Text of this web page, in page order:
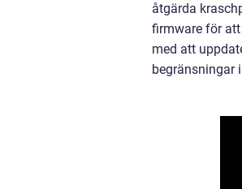
åtgärda
firmware för
med att
begränsningar